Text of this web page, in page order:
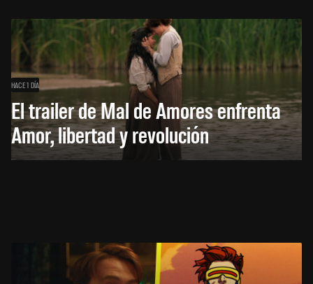
HACE 1 DÍA
El trailer de Mal de Amores enfrenta
Amor, libertad y revolución